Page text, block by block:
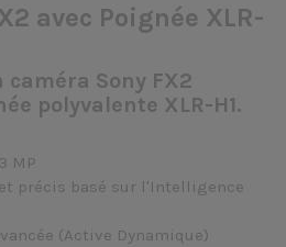
avec Poignée XLR-
Sony FX2
polyvalente XLR-H1.
MP
précis basé sur l'Intelligence
(Active Dynamique)